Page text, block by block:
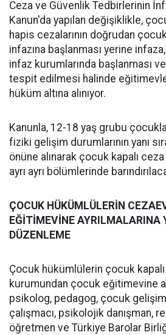
Ceza ve Güvenlik Tedbirlerinin
Kanun'da yapılan değişiklikle,
hapis cezalarının doğrudan
infazına başlanması yerine
infaz kurumlarında başlanması
tespit edilmesi halinde
hüküm altına alınıyor.
Kanunla, 12-18 yaş grubu
fiziki gelişim durumlarının yanı
önüne alınarak çocuk kapalı
ayrı ayrı bölümlerinde
ÇOCUK HÜKÜMLÜLERİN
EĞİTİMEVİNE AYRILMALARINA
DÜZENLEME
Çocuk hükümlülerin çocuk
kurumundan çocuk eğitimevine
psikolog, pedagog, çocuk
çalışmacı, psikolojik danışman,
öğretmen ve Türkiye Barolar